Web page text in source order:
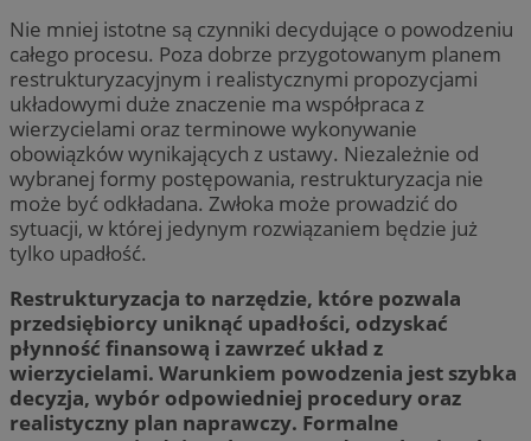
Nie mniej istotne są czynniki decydujące o powodzeniu
całego procesu. Poza dobrze przygotowanym planem
restrukturyzacyjnym i realistycznymi propozycjami
układowymi duże znaczenie ma współpraca z
wierzycielami oraz terminowe wykonywanie
obowiązków wynikających z ustawy. Niezależnie od
wybranej formy postępowania, restrukturyzacja nie
może być odkładana. Zwłoka może prowadzić do
sytuacji, w której jedynym rozwiązaniem będzie już
tylko upadłość.
Restrukturyzacja to narzędzie, które pozwala
przedsiębiorcy uniknąć upadłości, odzyskać
płynność finansową i zawrzeć układ z
wierzycielami. Warunkiem powodzenia jest szybka
decyzja, wybór odpowiedniej procedury oraz
realistyczny plan naprawczy. Formalne